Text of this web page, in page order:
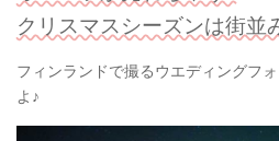
クリスマスシーズンは街並
フィンランドで撮るウエディングフ
よ♪